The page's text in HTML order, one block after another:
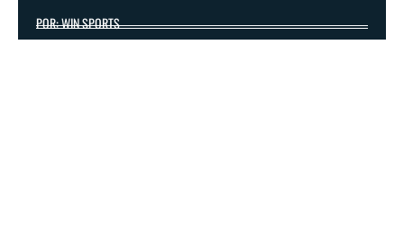
POR: WIN SPORTS